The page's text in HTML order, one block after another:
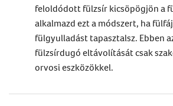
feloldódott fülzsír kicsöpögjön a
alkalmazd ezt a módszert, ha
fülgyulladást tapasztalsz. Ebben
fülzsírdugó eltávolítását csak
orvosi eszközökkel.